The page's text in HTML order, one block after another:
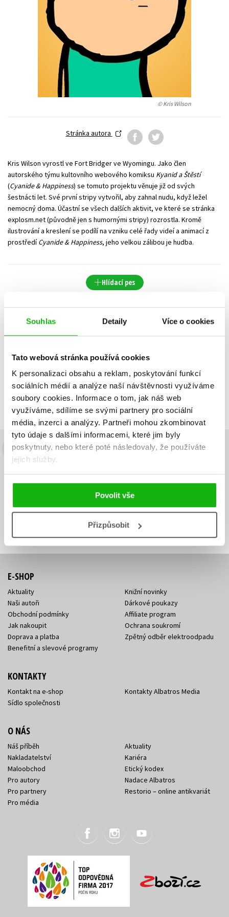
Souhlas Detaily Více o cookies
Tato webová stránka používá cookies
K personalizaci obsahu a reklam, poskytování funkcí
sociálních médií a analýze naší návštěvnosti využíváme
soubory cookies. Informace o tom, jak náš web
využíváme, sdílíme se svými partnery pro sociální
média, inzerci a analýzy. Partneři mohou zkombinovat
tyto údaje s dalšími informacemi, které jim byly
poskytnuty, nebo které poté následovaly, že používáte
jejich služby.
Povolit vše
Přizpůsobit
Young adult (SK)
Zdraví a životní styl
© Kris Wilson
Stránka autora
Kris Wilson vyrostl ve Fort Bridger ve Wyomingu. Jako člen
autorského týmu kultovního webového komiksu Kyanid a Štěstí
(Cyanide & Happiness) se tomuto projektu věnuje již od svých
šestnácti let. Své první stripy vytvořil, aby zahnal nudu, když ležel
nemocný doma. Účastní se všech dalších aktivit, ve které se stránka
explosm.net (původně jen s humornými stripy) rozrostla. Kromě
ilustrování a kreslení se podílí na vzniku celé řady videí a animací z
prostředíCyanide & Happiness, jeho velkou zálibou je hudba.
Hlídací pes
Datum vydání Prodejnost
Název
Cena
POUZE DOSTUPNÉ
Nebyly nalezeny žádné tituly
Budete to vědět jako první!
Zajímá Vás, jaký knižní hit právě vychází, na jaké zboží je výhodná
sleva, jaká běží soutěž o ceny? Přihlášením k odběru našich e-
souhlasíte se zpracováním osobních údajů
Vaše e-
Vaše e-
E-SHOP
Aktuality
Naši autoři
Obchodní podmínky
Jak nakoupit
Doprava a platba
Benefitní a slevové programy
Knižní novinky
Dárkové poukazy
Affiliate program
Ochrana soukromí
Zpětný odběr elektroodpadu
KONTAKTY
Kontakt na e-shop
Sídlo společnosti
Kontakty Albatros Media
O NÁS
Náš příběh
Nakladatelství
Maloobchod
Pro autory
Pro partnery
Pro média
Aktuality
Kariéra
Etický kodex
Nadace Albatros
Restorio – online antikvariát